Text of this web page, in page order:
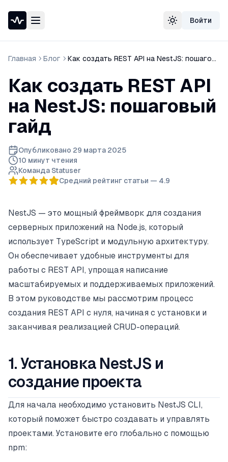
Проверка доступности сайта
Whois домена
Проверка порта
Проверка SSL-сертификата
Проверка в реестре РКН
Сменить тему
Войти
Главная Блог Как создать REST API на NestJS: пошаговый гайд
Как создать REST API
на NestJS: пошаговый
гайд
Опубликовано 29 марта 2025
10 минут чтения
Команда Statuser
Средний рейтинг статьи — 4.9
NestJS — это мощный фреймворк для создания
серверных приложений на Node.js, который
использует TypeScript и модульную архитектуру.
Он обеспечивает удобные инструменты для
работы с REST API, упрощая написание
масштабируемых и поддерживаемых приложений.
В этом руководстве мы рассмотрим процесс
создания REST API с нуля, начиная с установки и
заканчивая реализацией CRUD-операций.
1. Установка NestJS и
создание проекта
Для начала необходимо установить NestJS CLI,
который поможет быстро создавать и управлять
проектами. Установите его глобально с помощью
npm: